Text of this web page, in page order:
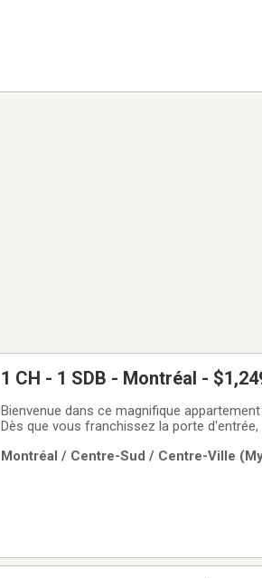
1 CH - 1 SDB - Montréal -
Bienvenue dans ce magnifique
Dès que vous franchissez la porte
distingue par son design épuré. Le
Montréal / Centre-Sud / Centre-Ville